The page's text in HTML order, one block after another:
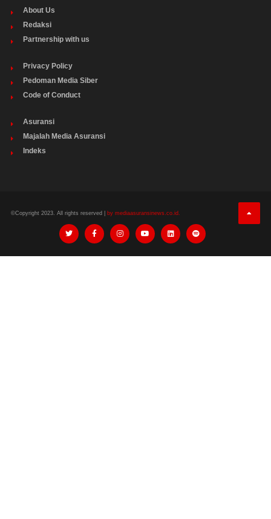
About Us
Redaksi
Partnership with us
Privacy Policy
Pedoman Media Siber
Code of Conduct
Asuransi
Majalah Media Asuransi
Indeks
©Copyright 2023. All rights reserved | by mediaasuransinews.co.id.